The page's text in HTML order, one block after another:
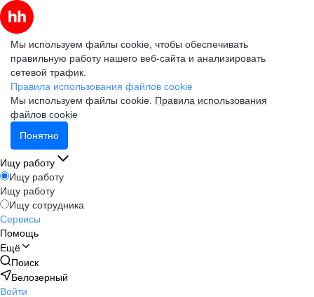
Мы используем файлы cookie, чтобы обеспечивать
правильную работу нашего веб-сайта и анализировать
сетевой трафик.
Правила использования файлов cookie
Мы используем файлы cookie. Правила использования
файлов cookie
Понятно
Ищу работу
Ищу работу
Ищу работу
Ищу сотрудника
Сервисы
Помощь
Ещё
Поиск
Белозерный
Войти